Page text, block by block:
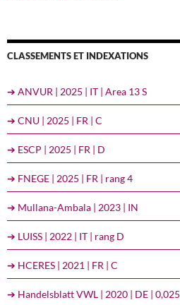
CLASSEMENTS ET INDEXATIONS
➔ ANVUR | 2025 | IT | Area 13 S
➔ CNU | 2025 | FR | C
➔ ESCP | 2025 | FR | D
➔ FNEGE | 2025 | FR | rang 4
➔ Mullana-Ambala | 2023 | IN
➔ LUISS | 2022 | IT | rang D
➔ HCERES | 2021 | FR | C
➔ Handelsblatt VWL | 2020 | DE | 0,025